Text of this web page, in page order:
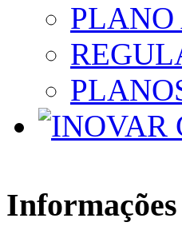
Informações